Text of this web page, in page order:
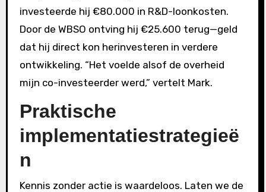
investeerde hij €80.000 in R&D-loonkosten.
Door de WBSO ontving hij €25.600 terug—geld
dat hij direct kon herinvesteren in verdere
ontwikkeling. “Het voelde alsof de overheid
mijn co-investeerder werd,” vertelt Mark.
Praktische
implementatiestrategieë
n
Kennis zonder actie is waardeloos. Laten we de